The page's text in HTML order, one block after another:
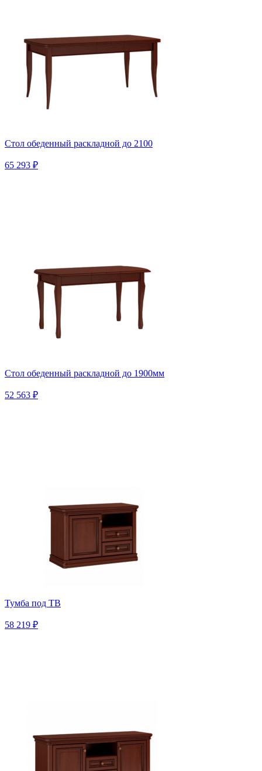
Стол обеденный раскладной до 2100
65 293 ₽
Стол обеденный раскладной до 1900мм
52 563 ₽
Тумба под ТВ
58 219 ₽